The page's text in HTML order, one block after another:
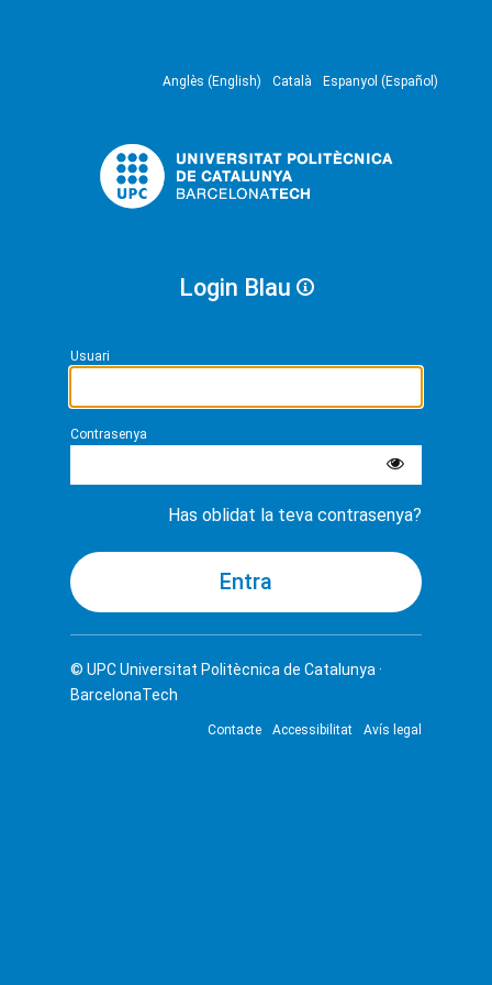
Anglès (English) Català Espanyol (Español)
Login Blau
Usuari
Contrasenya
Has oblidat la teva contrasenya?
© UPCUniversitat Politècnica de Catalunya ·
BarcelonaTech
Contacte Accessibilitat Avís legal